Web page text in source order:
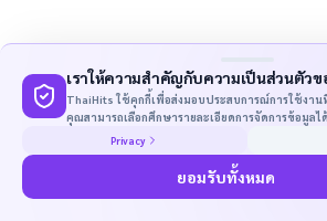
เราให้ความสำคัญกับความเป็นส่วนตัว
ThaiHits ใช้คุกกี้เพื่อส่งมอบประสบการณ์การใช้งา
คุณสามารถเลือกศึกษารายละเอียดการจัดการข้อมูล
Privacy
ยอมรับทั้งหมด